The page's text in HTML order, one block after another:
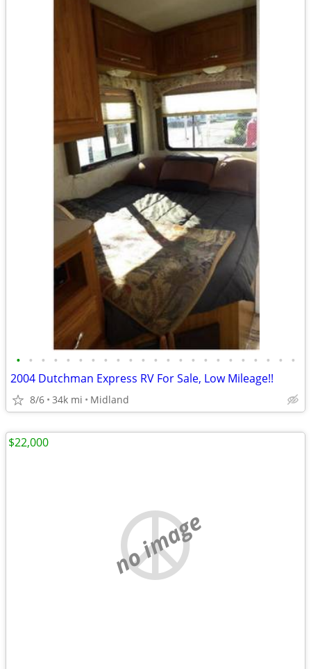
• • • • • • • • • • • • • • • • • • • • • • •
2004 Dutchman Express RV For Sale, Low Mileage!!
8/6 34k mi Midland
no image
$22,000